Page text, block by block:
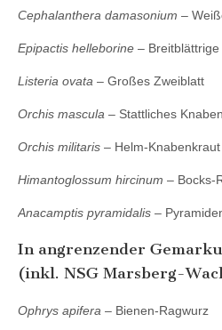
Cephalanthera damasonium –
Epipactis helleborine –
Listeria ovata – Großes Zweiblatt
Orchis mascula – Stattliches
Orchis militaris – Helm-Knabenkraut
Himantoglossum hircinum – Bocks-
Anacamptis pyramidalis –
In angrenzender
(inkl. NSG Marsberg-
Ophrys apifera – Bienen-Ragwurz